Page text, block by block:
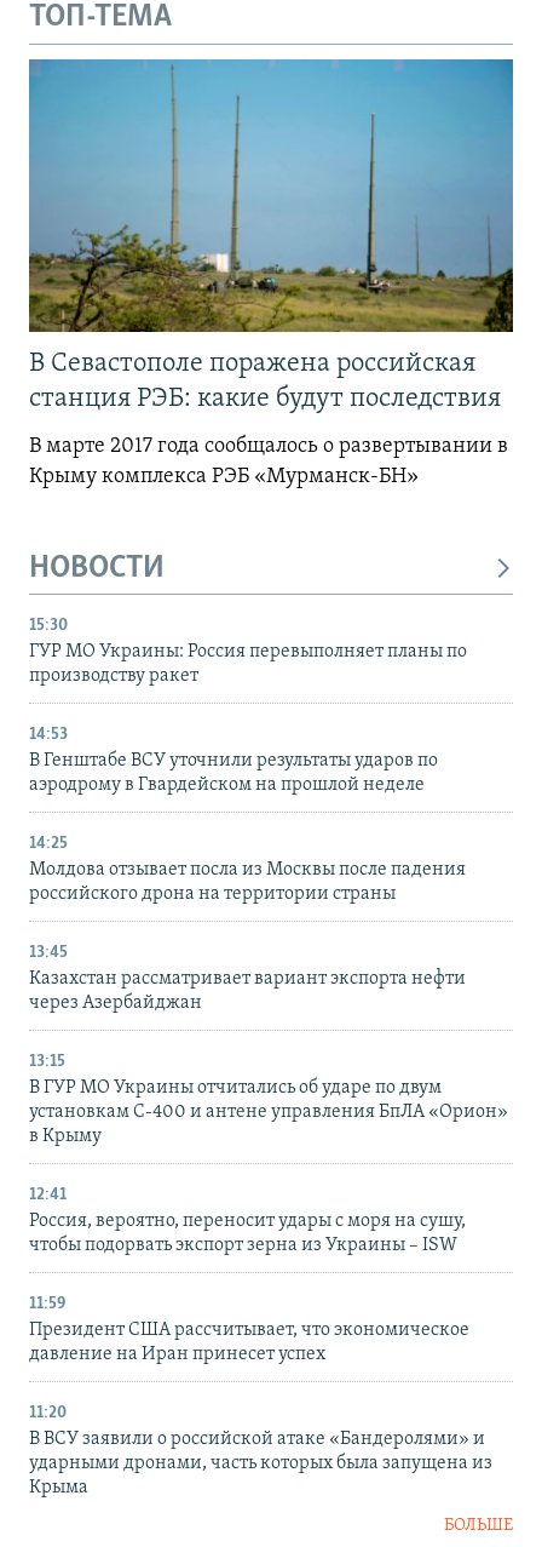
ТОП-ТЕМА
В Севастополе поражена российская
станция РЭБ: какие будут последствия
В марте 2017 года сообщалось о развертывании в
Крыму комплекса РЭБ «Мурманск-БН»
НОВОСТИ
15:30
ГУР МО Украины: Россия перевыполняет планы по
производству ракет
14:53
В Генштабе ВСУ уточнили результаты ударов по
аэродрому в Гвардейском на прошлой неделе
14:25
Молдова отзывает посла из Москвы после падения
российского дрона на территории страны
13:45
Казахстан рассматривает вариант экспорта нефти
через Азербайджан
13:15
В ГУР МО Украины отчитались об ударе по двум
установкам С-400 и антене управления БпЛА «Орион»
в Крыму
12:41
Россия, вероятно, переносит удары с моря на сушу,
чтобы подорвать экспорт зерна из Украины – ISW
11:59
Президент США рассчитывает, что экономическое
давление на Иран принесет успех
11:20
В ВСУ заявили о российской атаке «Бандеролями» и
ударными дронами, часть которых была запущена из
Крыма
БОЛЬШЕ